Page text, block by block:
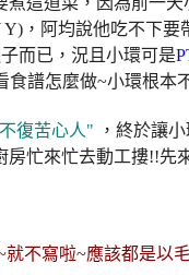
，阿均說他吃不下
而已，況且小環可是
食譜怎麼做~小環根本
復苦心人" ，終於讓
房忙來忙去動工摟!!先
不寫啦~應該都是以